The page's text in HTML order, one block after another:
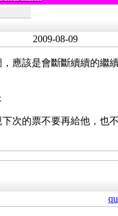
2009-08-09
應該是會斷斷續續的繼
次的票不要再給他，也